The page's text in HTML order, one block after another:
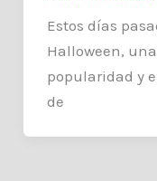
Estos días
Halloween,
popularidad y
de